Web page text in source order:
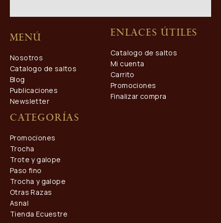
Menú
Nosotros
Catalogo de saltos
Blog
Publicaciones
Newsletter
Enlaces útiles
Catalogo de saltos
Mi cuenta
Carrito
Promociones
Finalizar compra
Categorías
Promociones
Trocha
Trote y galope
Paso fino
Trocha y galope
Otras Razas
Asnal
Tienda Ecuestre